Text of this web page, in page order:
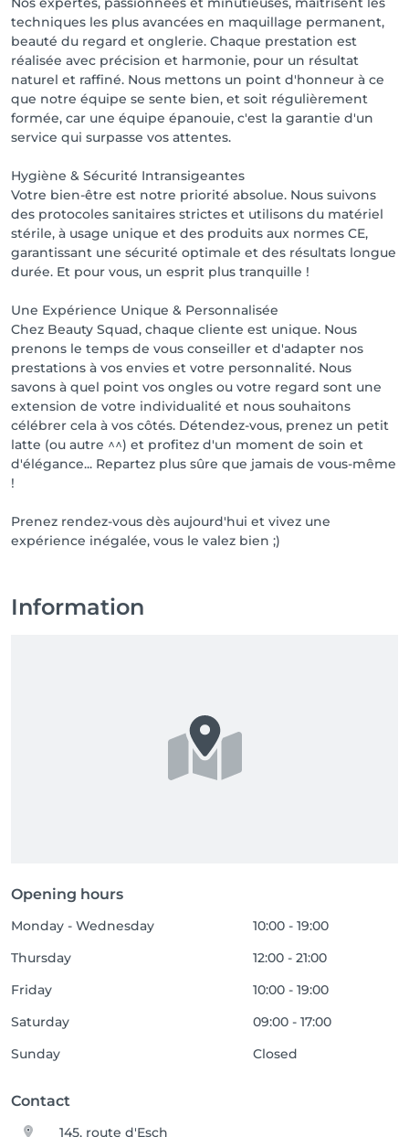
techniques les plus avancées en maquillage permanent,
beauté du regard et onglerie. Chaque prestation est
réalisée avec précision et harmonie, pour un résultat
naturel et raffiné. Nous mettons un point d'honneur à ce
que notre équipe se sente bien, et soit régulièrement
formée, car une équipe épanouie, c'est la garantie d'un
service qui surpasse vos attentes.
Hygiène & Sécurité Intransigeantes
Votre bien-être est notre priorité absolue. Nous suivons
des protocoles sanitaires strictes et utilisons du matériel
stérile, à usage unique et des produits aux normes CE,
garantissant une sécurité optimale et des résultats longue
durée. Et pour vous, un esprit plus tranquille !
Une Expérience Unique & Personnalisée
Chez Beauty Squad, chaque cliente est unique. Nous
prenons le temps de vous conseiller et d'adapter nos
prestations à vos envies et votre personnalité. Nous
savons à quel point vos ongles ou votre regard sont une
extension de votre individualité et nous souhaitons
célébrer cela à vos côtés. Détendez-vous, prenez un petit
latte (ou autre ^^) et profitez d'un moment de soin et
d'élégance... Repartez plus sûre que jamais de vous-même
!
Prenez rendez-vous dès aujourd'hui et vivez une
expérience inégalée, vous le valez bien ;)
Information
Opening hours
Monday - Wednesday
10:00 - 19:00
Thursday
12:00 - 21:00
Friday
10:00 - 19:00
Saturday
09:00 - 17:00
Sunday
Closed
Contact
145, route d'Esch